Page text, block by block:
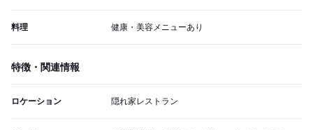
料理 健康・美容メニューあり
特徴・関連情報
ロケーション 隠れ家レストラン